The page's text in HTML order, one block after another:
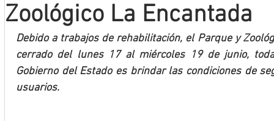
Zoológico La Encantada
Debido a trabajos de rehabilitación, el Parque y
cerrado del lunes 17 al miércoles 19 de junio,
Gobierno del Estado es brindar las condiciones de
usuarios.